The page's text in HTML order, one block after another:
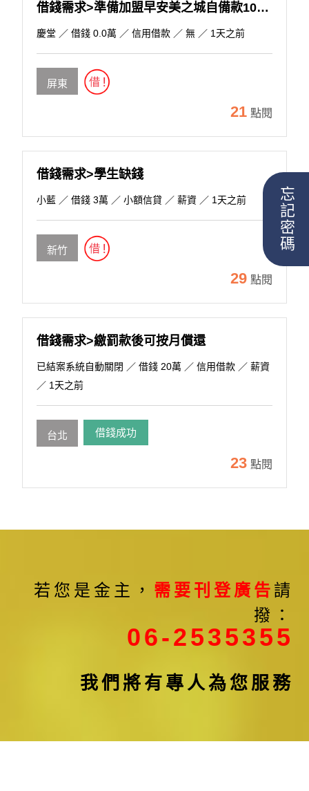
借錢需求>準備加盟早安美之城自備款100萬，約見面談!
慶堂 ／ 借錢 0.0萬 ／ 信用借款 ／ 無 ／ 1天之前
屏東
21 點閱
借錢需求>學生缺錢
小藍 ／ 借錢 3萬 ／ 小額信貸 ／ 薪資 ／ 1天之前
新竹
29 點閱
借錢需求>繳罰款後可按月償還
已結案系統自動關閉 ／ 借錢 20萬 ／ 信用借款 ／ 薪資
／ 1天之前
台北 借錢成功
23 點閱
若您是金主， 需要刊登廣告 請
撥：
06-2535355
我們將有專人為您服務
忘記密碼